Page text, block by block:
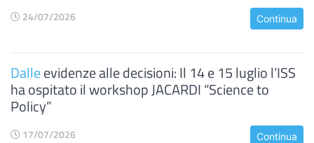
24/07/2026 Continua
Dalleevidenze alle decisioni: Il 14 e 15 luglio l’ISS
ha ospitato il workshop JACARDI “Science to
Policy”
17/07/2026 Continua